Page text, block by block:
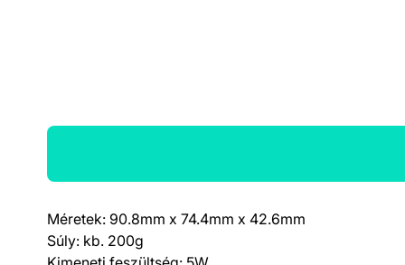
Termék részletek
Méretek: 90.8mm x 74.4mm x 42.6mm
Súly: kb. 200g